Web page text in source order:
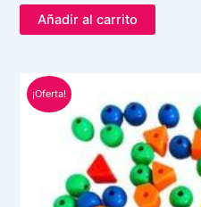
Añadir al carrito
¡Oferta!
original
era:
S/ 45.00.
actual
es:
S/ 30.00.